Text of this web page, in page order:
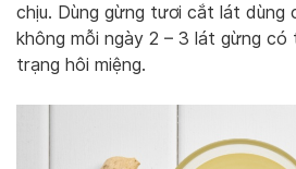
chịu. Dùng gừng tươi cắt lát dùng
không mỗi ngày 2 – 3 lát gừng có
trạng hôi miệng.